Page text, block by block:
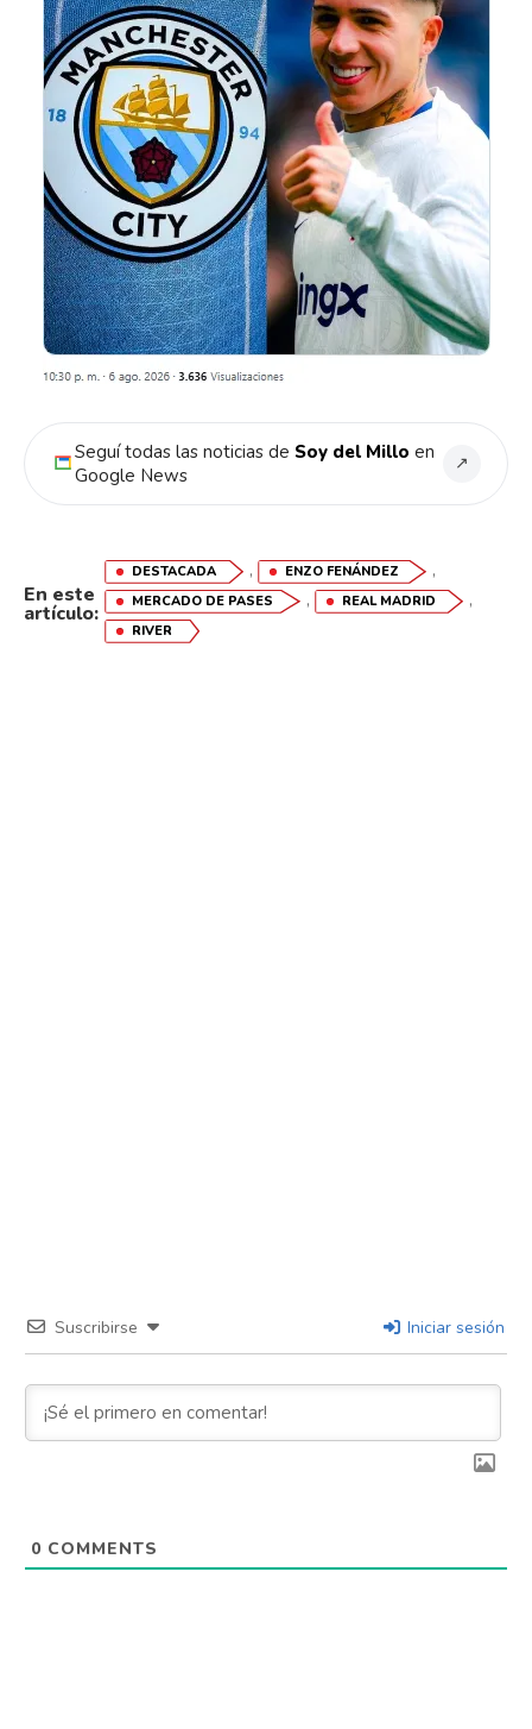
Seguí todas las noticias de Soy del Millo en
Google News
↗
En este
artículo:
DESTACADA , ENZO FENÁNDEZ ,
MERCADO DE PASES , REAL MADRID ,
RIVER
Suscribirse Iniciar sesión
0 COMMENTS